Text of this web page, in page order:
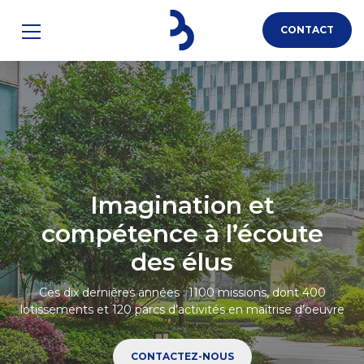
CONTACT
QUI SOMMES-
NOUS ?
NOTRE HISTOIRE
NOS EXPERTISES
ASSAINISSEMENT
EAU POTABLE
URBANISME ET
PAYSAGE
ÉTUDES
Imagination et
compétence à l’écoute
des élus
Ces dix dernières années : 1100 missions, dont 400
lotissements et 120 parcs d’activités en maîtrise d’oeuvre
CONTACTEZ-NOUS